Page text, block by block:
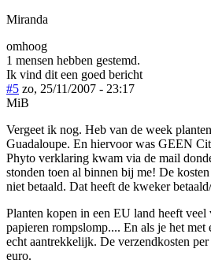
Miranda
omhoog
1 mensen hebben gestemd.
Ik vind dit een goed bericht
#5 zo, 25/11/2007 - 23:17
MiB
Vergeet ik nog. Heb van de week
Guadaloupe. En hiervoor was GEEN
Phyto verklaring kwam via de mail
stonden toen al binnen bij me! De
niet betaald. Dat heeft de kweker
Planten kopen in een EU land heeft
papieren rompslomp.... En als je het met
echt aantrekkelijk. De verzendkosten
euro.